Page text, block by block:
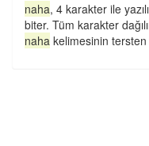
naha, 4 karakter ile
biter. Tüm karakter
naha kelimesinin tersten